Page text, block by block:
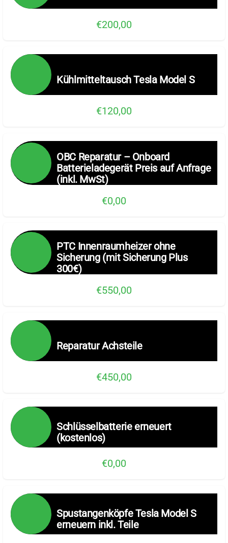
€200,00
Kühlmitteltausch Tesla Model S
€120,00
OBC Reparatur – Onboard
Batterieladegerät Preis auf Anfrage
(inkl. MwSt)
€0,00
PTC Innenraumheizer ohne
Sicherung (mit Sicherung Plus
300€)
€550,00
Reparatur Achsteile
€450,00
Schlüsselbatterie erneuert
(kostenlos)
€0,00
Spustangenköpfe Tesla Model S
erneuern inkl. Teile